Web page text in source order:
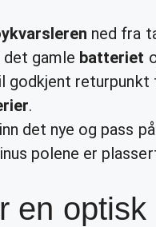
ned fra
det gamle batteriet
godkjent returpunkt
.
det nye og pass
polene er
en optisk